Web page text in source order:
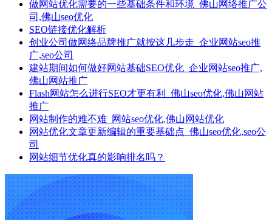
做网站优化需要的一些基础条件和环境_佛山网络推广公
司,佛山seo优化
SEO链接优化解析
创业公司做网络品牌推广就按这几步走_企业网站seo推
广,seo公司
建站期间如何做好网站基础SEO优化_企业网站seo推广,
佛山网站推广
Flash网站怎么进行SEO才更有利_佛山seo优化,佛山网站
推广
网站制作的难不难_网站seo优化,佛山网站优化
网站优化文章更新编辑的重要基础点_佛山seo优化,seo公
司
网站细节优化真的影响排名吗？